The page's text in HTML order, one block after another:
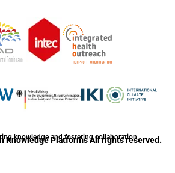
Knowledge Platforms All rights reserved.
knowledge and fostering collaboration.